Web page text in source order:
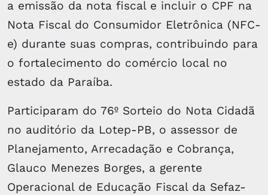
a emissão da nota fiscal e incluir o CPF na
Nota Fiscal do Consumidor Eletrônica (NFC-
e) durante suas compras, contribuindo para
o fortalecimento do comércio local no
estado da Paraíba.
Participaram do 76º Sorteio do Nota Cidadã
no auditório da Lotep-PB, o assessor de
Planejamento, Arrecadação e Cobrança,
Glauco Menezes Borges, a gerente
Operacional de Educação Fiscal da Sefaz-